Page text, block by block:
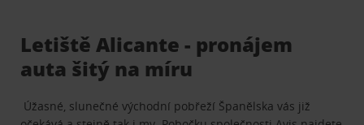
Letiště Alicante - pronájem
auta šitý na míru
Úžasné, slunečné východní pobřeží Španělska vás již